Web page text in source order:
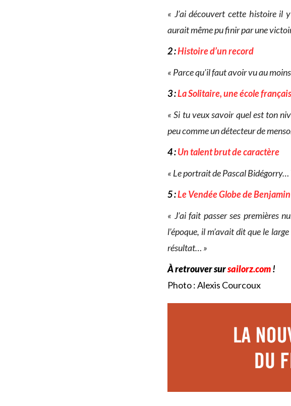
« J’ai découvert cette histoire il
aurait même pu finir par une
2 :Histoire d’un record
« Parce qu’il faut avoir vu au
3 :La Solitaire, une école
« Si tu veux savoir quel est ton
peu comme un détecteur de
4 :Un talent brut de caractère
« Le portrait de Pascal Bidégorry…
5 :Le Vendée Globe de
« J’ai fait passer ses premières
l’époque, il m’avait dit que le
résultat… »
À retrouver sursailorz.com!
Photo : Alexis Courcoux